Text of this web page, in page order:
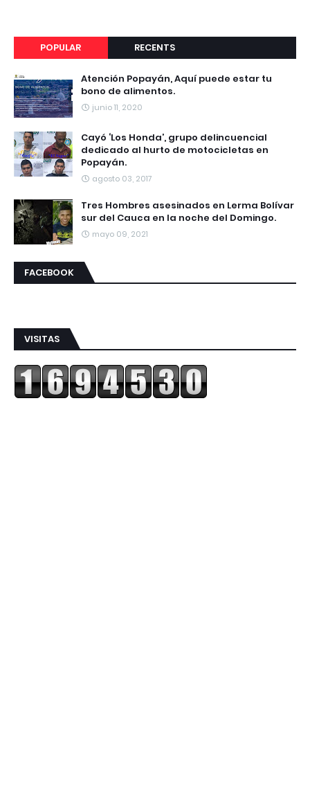
POPULAR RECENTS
Atención Popayán, Aquí puede estar tu
bono de alimentos.
junio 11, 2020
Cayó ‘Los Honda’, grupo delincuencial
dedicado al hurto de motocicletas en
Popayán.
agosto 03, 2017
Tres Hombres asesinados en Lerma Bolívar
sur del Cauca en la noche del Domingo.
mayo 09, 2021
FACEBOOK
VISITAS